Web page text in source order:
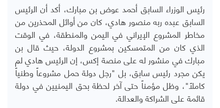
رئيس الوزراء السابق أحمد عوض بن مبارك، أكد أن الرئيس
السابق عبده ربه منصور هادي، كان من أوائل المحذرين من
مخاطر المشروع الإيراني في اليمن والمنطقة، في الوقت
الذي كان من المتمسكين بمشروع الدولة، حيثقال بن
مبارك في منشور له على منصة إكس، إن الرئيس هادي لم
يكن مجرد رئيس سابق، بل "رجل دولة حمل مشروعاً وطنياً
كاملاً"، وظل مؤمناً حتى آخر لحظة بحق اليمنيين في دولة
قائمة على الشراكة والعدالة.